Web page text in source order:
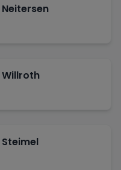
Neitersen
Willroth
Steimel